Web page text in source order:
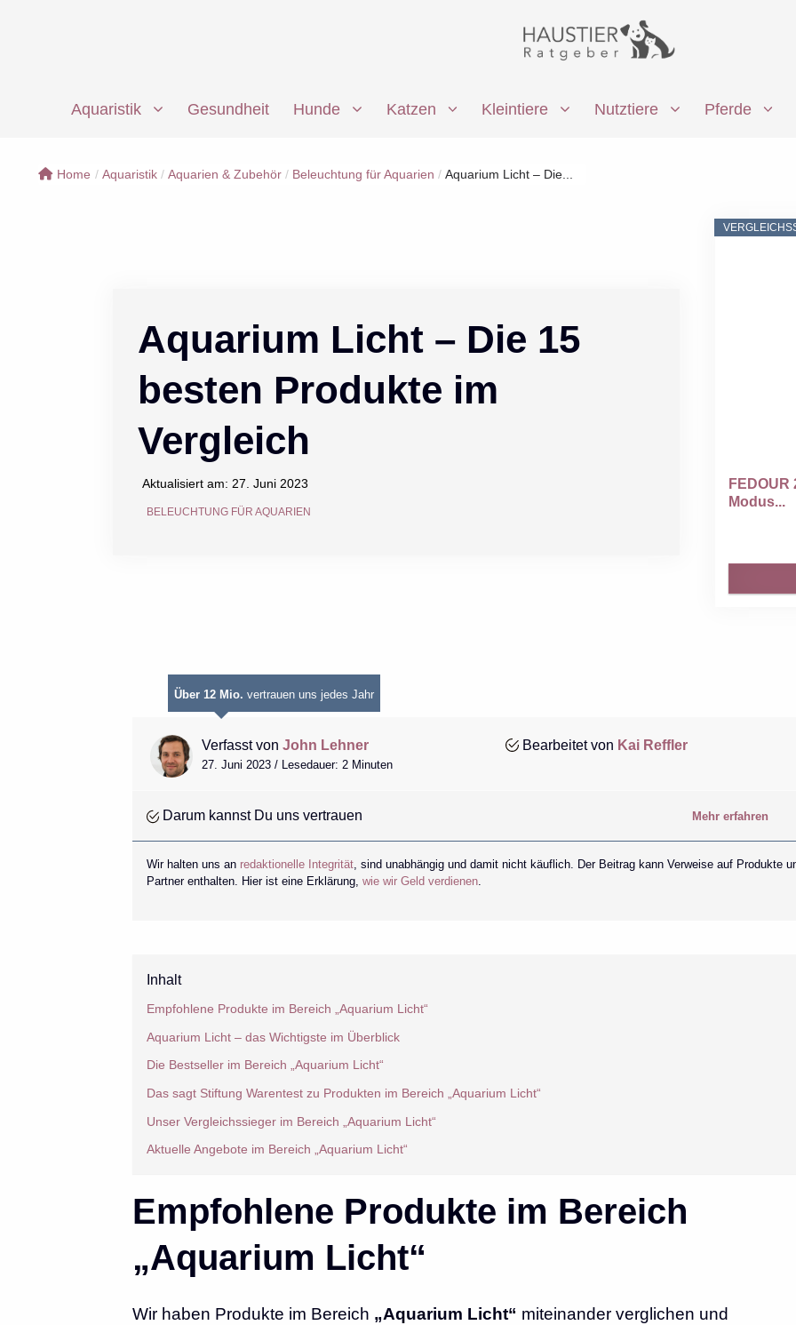
Aquaristik Gesundheit Hunde Katzen Kleintiere Nutztiere Pferde
Home / Aquaristik / Aquarien & Zubehör / Beleuchtung für Aquarien / Aquarium Licht – Die...
Aquarium Licht – Die 15
besten Produkte im
Vergleich
Aktualisiert am: 27. Juni 2023
BELEUCHTUNG FÜR AQUARIEN
Modus...
Über 12 Mio. vertrauen uns jedes Jahr
Verfasst von John Lehner
27. Juni 2023 / Lesedauer: 2 Minuten
Bearbeitet von Kai Reffler
Darum kannst Du uns vertrauen Mehr erfahren
Wir halten uns an redaktionelle Integrität, sind unabhängig und damit nicht käuflich. Der Beitrag kann Verweise auf Produkte
Partner enthalten. Hier ist eine Erklärung, wie wir Geld verdienen.
Inhalt
Empfohlene Produkte im Bereich „Aquarium Licht“
Aquarium Licht – das Wichtigste im Überblick
Die Bestseller im Bereich „Aquarium Licht“
Das sagt Stiftung Warentest zu Produkten im Bereich „Aquarium Licht“
Unser Vergleichssieger im Bereich „Aquarium Licht“
Aktuelle Angebote im Bereich „Aquarium Licht“
Empfohlene Produkte im Bereich
„Aquarium Licht“
Wir haben Produkte im Bereich „Aquarium Licht“ miteinander verglichen und